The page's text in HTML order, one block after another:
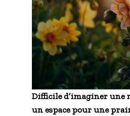
Difficile d’imaginer une
un espace pour une